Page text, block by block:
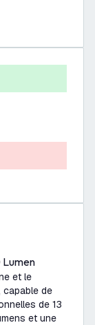
et le
capable de
de 13
et une